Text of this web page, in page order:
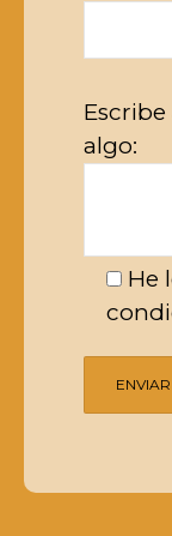
algo:
He